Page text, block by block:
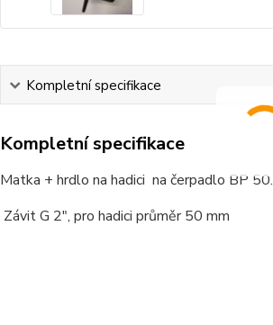
Kompletní specifikace
Kompletní specifikace
Matka + hrdlo na hadici na čerpadlo BP 50.
Závit G 2", pro hadici průměr 50 mm